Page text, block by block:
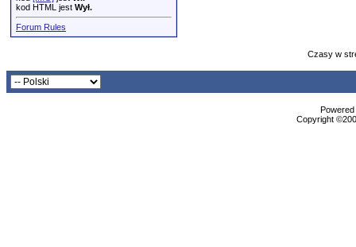
kod HTML jest Wył.
Forum Rules
Czasy w
Copyright